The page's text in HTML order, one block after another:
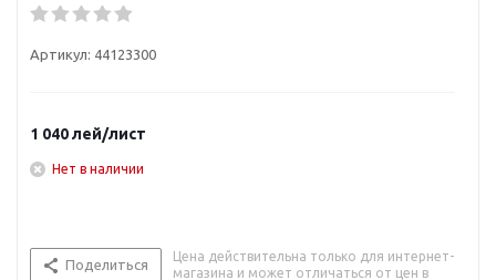
Артикул: 44123300
1 040лей/лист
Нет в наличии
Поделиться
Цена действительна только для интернет-
магазина и может отличаться от цен в